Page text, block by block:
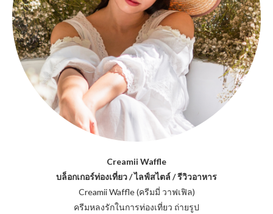
Creamii Waffle
บล็อกเกอร์ท่องเที่ยว / ไลฟ์สไตล์ / รีวิวอาหาร
Creamii Waffle (ครีมมี่ วาฟเฟิล)
ครีมหลงรักในการท่องเที่ยว ถ่ายรูป